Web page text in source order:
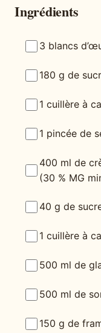
Ingrédients
3 blancs
180 g de
1 cuillère à
1 pincée de
400 ml de
(30 % MG
40 g de
1 cuillère à
500 ml de
500 ml de
150 g de